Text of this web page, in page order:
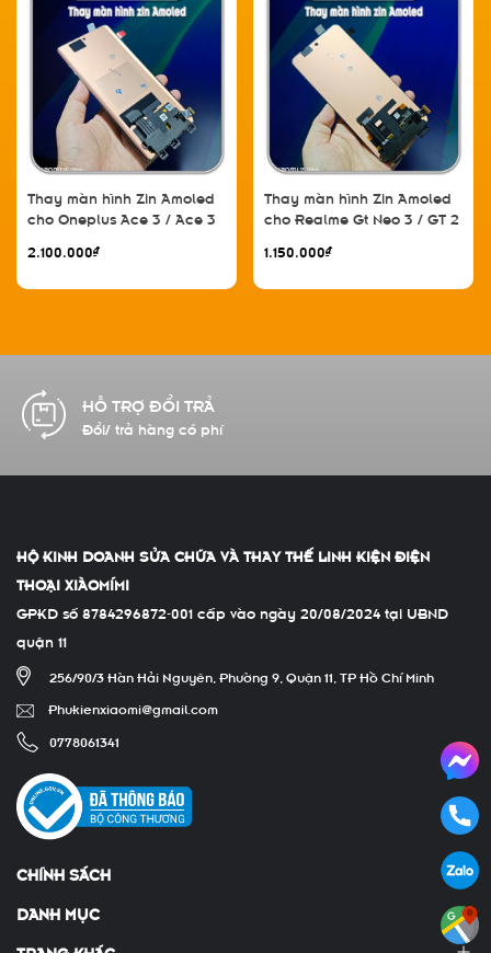
Thay màn hình Zin Amoled
cho Oneplus Ace 3 / Ace 3
Neo 6 / GT Neo 6 Pro / GT
2.100.000₫
Thay màn hình Zin Amoled
cho Realme Gt Neo 3 / GT 2
Pro 5G / 1+ 10R
1.150.000₫
HỖ TRỢ ĐỔI TRẢ
Đổi/ trả hàng có phí
HỘ KINH DOANH SỬA CHỮA VÀ THAY THẾ LINH KIỆN ĐIỆN
THOẠI XIÀOMÍMI
GPKD số 8784296872-001 cấp vào ngày 20/08/2024 tại UBND
quận 11
256/90/3 Hàn Hải Nguyên, Phường 9, Quận 11, TP Hồ Chí Minh
Phukienxiaomi@gmail.com
0778061341
CHÍNH SÁCH
DANH MỤC